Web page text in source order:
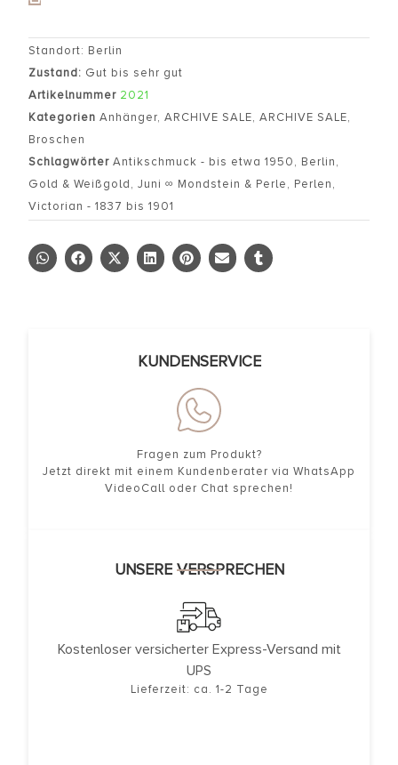
Standort: Berlin
Zustand: Gut bis sehr gut
Artikelnummer 2021
Kategorien Anhänger, ARCHIVE SALE, ARCHIVE SALE,
Broschen
Schlagwörter Antikschmuck - bis etwa 1950, Berlin,
Gold & Weißgold, Juni ∞ Mondstein & Perle, Perlen,
Victorian - 1837 bis 1901
KUNDENSERVICE
Fragen zum Produkt?
Jetzt direkt mit einem Kundenberater via WhatsApp
VideoCall oder Chat sprechen!
UNSERE VERSPRECHEN
Kostenloser versicherter Express-Versand mit
UPS
Lieferzeit: ca. 1-2 Tage